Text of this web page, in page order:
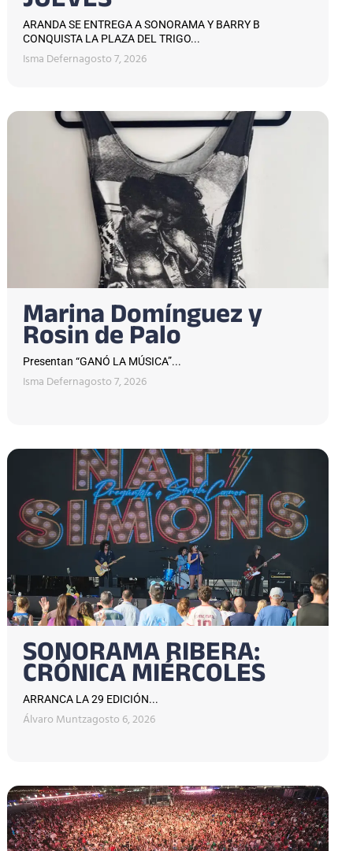
ARANDA SE ENTREGA A SONORAMA Y BARRY B
CONQUISTA LA PLAZA DEL TRIGO...
Isma Defernagosto 7, 2026
Marina Domínguez y
Rosin de Palo
Presentan “GANÓ LA MÚSICA”...
Isma Defernagosto 7, 2026
SONORAMA RIBERA:
CRÓNICA MIÉRCOLES
ARRANCA LA 29 EDICIÓN...
Álvaro Muntzagosto 6, 2026